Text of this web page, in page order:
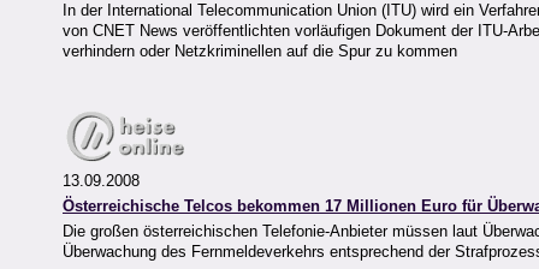
In der International Telecommunication Union (ITU) wird ein
von CNET News veröffentlichten vorläufigen Dokument der ITU-
verhindern oder Netzkriminellen auf die Spur zu kommen
13.09.2008
Österreichische Telcos bekommen 17 Millionen Euro für
Die großen österreichischen Telefonie-Anbieter müssen laut
Überwachung des Fernmeldeverkehrs entsprechend der